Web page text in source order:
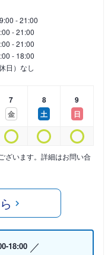
- 21:00
- 21:00
- 21:00
- 18:00
日）なし
7
金
8
土
9
日
ざいます。詳細はお問い合
18:00